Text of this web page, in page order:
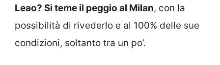
Leao? Si teme il peggio al Milan, con la
possibilità di rivederlo e al 100% delle sue
condizioni, soltanto tra un po’.